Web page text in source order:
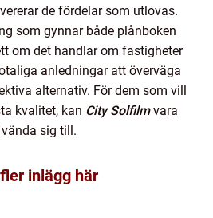
de fördelar som utlovas.
som gynnar både plånboken
om det handlar om fastigheter
anledningar att överväga
alternativ. För dem som vill
kvalitet, kan City Solfilm vara
sig till.
inlägg här